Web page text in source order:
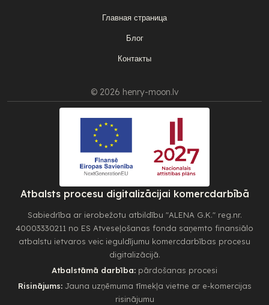
Главная страница
Блог
Контакты
© 2026 henry-moon.lv
Atbalsts procesu digitalizācijai komercdarbībā
Sabiedrība ar ierobežotu atbildību "ALENA G.K." reg.nr.
40003330211 no ES Atveseļošanas fonda saņemto finansiālo
atbalstu ietvaros veic ieguldījumu komercdarbības procesu
digitalizācijā.
Atbalstāmā darbība: pārdošanas procesi
Risinājums:Jauna uzņēmuma tīmekļa vietne ar e-komercijas
risinājumu